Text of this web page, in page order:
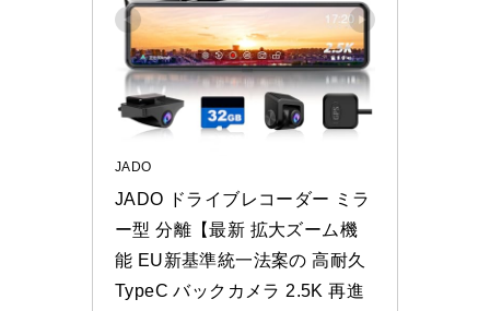
JADO
JADO ドライブレコーダー ミラ
ー型 分離【最新 拡大ズーム機
能 EU新基準統一法案の 高耐久
TypeC バックカメラ 2.5K 再進